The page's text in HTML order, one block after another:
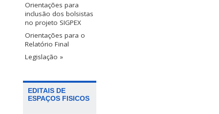
Orientações para
inclusão dos bolsistas
no projeto SIGPEX
Orientações para o
Relatório Final
Legislação »
EDITAIS DE
ESPAÇOS FISICOS